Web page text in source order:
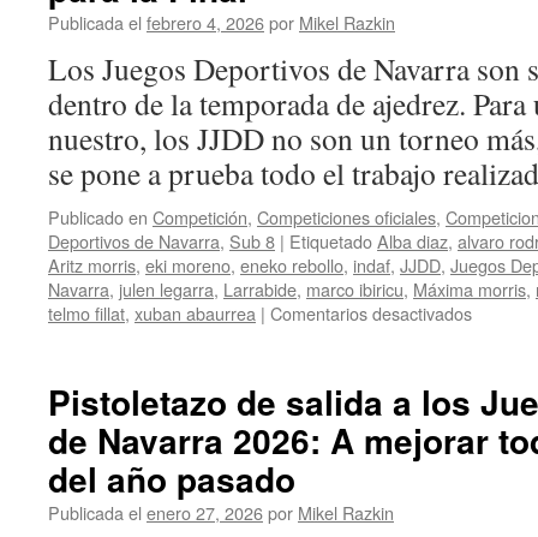
2
2)
sub10:
MG
clasifica
a
la
Final
sub10
a
más
chavales
más!
Publicada el febrero 4, 2026por Mikel Razkin
Los Juegos Deportivos de Navarra son
dentro de la temporada de ajedrez.
nuestro, los JJDD no son un torneo
se pone a prueba todo el trabajo
Publicado en Competición, Competiciones oficiales,
Deportivos de Navarra, Sub 8 | EtiquetadoAlba diaz, alvaro
Aritz morris, eki moreno, eneko rebollo, indaf, JJDD, Juegos
Navarra, julen legarra, Larrabide, marco ibiricu, Máxima morris,
telmo fillat, xuban abaurrea | Comentarios desactivadosen
los
JJDD
de
Pistoletazo de salida a los
de Navarra 2026: A mejorar
del año pasado
Publicada el enero 27, 2026por Mikel Razkin